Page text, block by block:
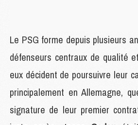
Le PSG forme depuis plusieurs
défenseurs centraux de qualité
eux décident de poursuivre leur
principalement en Allemagne,
signature de leur premier